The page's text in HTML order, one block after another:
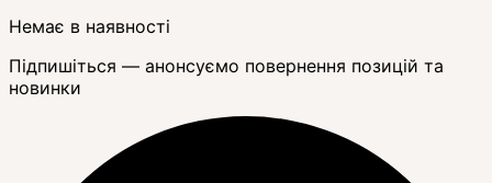
Немає в наявності
Підпишіться — анонсуємо повернення позицій та
новинки